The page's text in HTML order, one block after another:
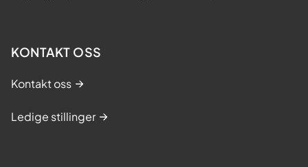
KONTAKT OSS
Kontakt oss
Ledige stillinger